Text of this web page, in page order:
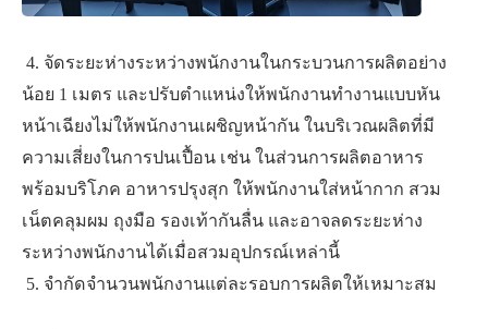
​ ​4. ​จัดระยะห่างระหว่างพนักงานในกระบวนการผลิตอย่าง
น้อย 1 เมตร และปรับตำแหน่งให้พนักงานทำงานแบบหัน
หน้าเฉียงไม่ให้พนักงานเผชิญหน้ากัน ในบริเวณผลิตที่มี
ความเสี่ยงในการปนเปื้อน เช่น ในส่วนการผลิตอาหาร
พร้อมบริโภค อาหารปรุงสุก ให้พนักงานใส่หน้ากาก สวม
เน็ตคลุมผม ถุงมือ รองเท้ากันลื่น และอาจลดระยะห่าง
ระหว่างพนักงานได้เมื่อสวมอุปกรณ์เหล่านี้
​ ​5. ​จำกัดจำนวนพนักงานแต่ละรอบการผลิตให้เหมาะสม